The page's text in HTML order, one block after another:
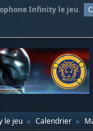
Infinity le jeu.
le jeu ► Calendrier ►